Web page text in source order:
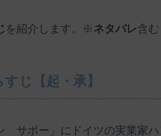
を紹介します。※ ネタバレ含む
じ【起・承】
サボー」にドイツの実業家